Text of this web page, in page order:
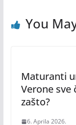
You
Maturanti
Verone sve
zašto?
6. Aprila 2026.